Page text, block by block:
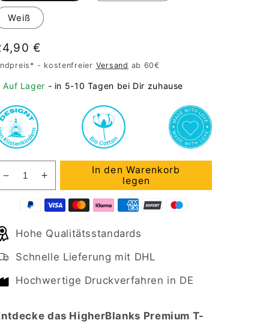
Weiß
€
- kostenfreier Versand ab 60€
Auf Lager - in 5-10 Tagen bei Dir zuhause
Verringere
die
Menge
HigherBlanks
T-
Shirt
KRAKE
Erhöhe
die
Menge
HigherBlanks
T-
Shirt
KRAKE
In den Warenkorb
legen
Hohe Qualitätsstandards
Schnelle Lieferung mit DHL
Hochwertige Druckverfahren in DE
das HigherBlanks Premium T-